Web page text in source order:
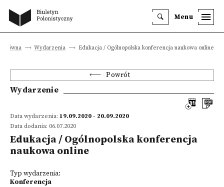
Menu
główna Wydarzenia Edukacja / Ogólnopolska konferencja naukowa online
Powrót
Wydarzenie
Data wydarzenia: 19.09.2020 - 20.09.2020
Data dodania: 06.07.2020
Edukacja / Ogólnopolska konferencja
naukowa online
Typ wydarzenia:
Konferencja